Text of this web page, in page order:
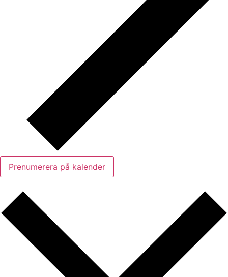
Prenumerera på kalender